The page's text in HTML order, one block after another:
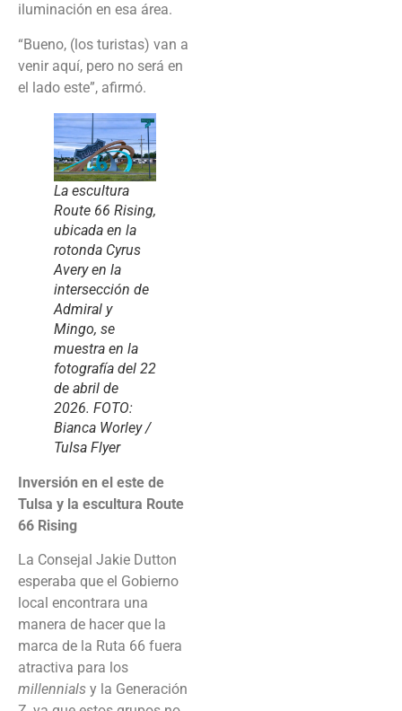
iluminación en esa área.
“Bueno, (los turistas) van a
venir aquí, pero no será en
el lado este”, afirmó.
La escultura
Route 66 Rising,
ubicada en la
rotonda Cyrus
Avery en la
intersección de
Admiral y
Mingo, se
muestra en la
fotografía del 22
de abril de
2026. FOTO:
Bianca Worley /
Tulsa Flyer
Inversión en el este de
Tulsa y la escultura Route
66 Rising
La Consejal Jakie Dutton
esperaba que el Gobierno
local encontrara una
manera de hacer que la
marca de la Ruta 66 fuera
atractiva para los
millennials y la Generación